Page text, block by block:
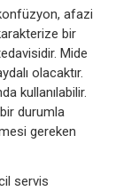
afazi
bir
Mide
olacaktır.
kullanılabilir.
durumla
gereken
servis